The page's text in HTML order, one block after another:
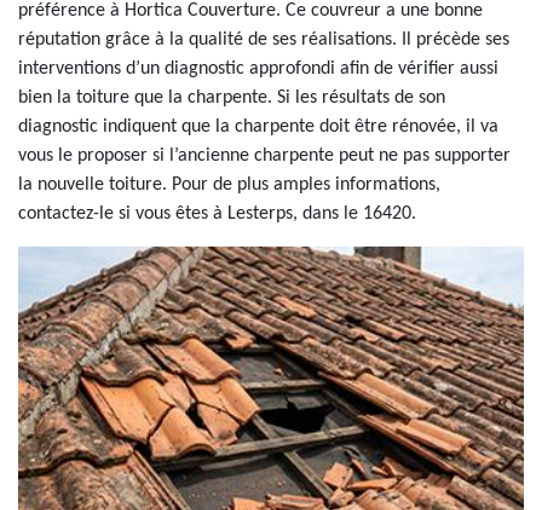
préférence à Hortica Couverture. Ce couvreur a une bonne
réputation grâce à la qualité de ses réalisations. Il précède ses
interventions d’un diagnostic approfondi afin de vérifier aussi
bien la toiture que la charpente. Si les résultats de son
diagnostic indiquent que la charpente doit être rénovée, il va
vous le proposer si l’ancienne charpente peut ne pas supporter
la nouvelle toiture. Pour de plus amples informations,
contactez-le si vous êtes à Lesterps, dans le 16420.